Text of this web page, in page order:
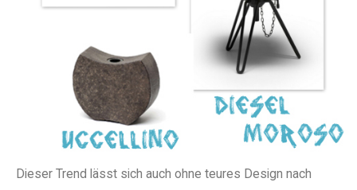
Dieser Trend lässt sich auch ohne teures Design nach